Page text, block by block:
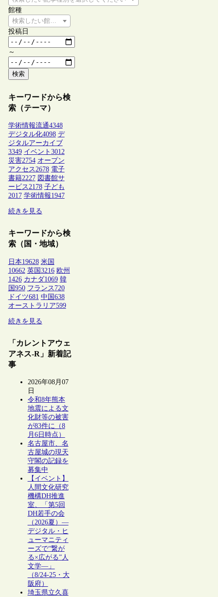
館種
検索したい館種を選択してください
投稿日
～
検索
キーワードから検
索（テーマ）
学術情報流通4348
デジタル化4098 デ
ジタルアーカイブ
3349 イベント 3012
災害2754 オープン
アクセス2678 電子
書籍2227 図書館サ
ービス2178 子ども
2017 学術情報1947
続きを見る
キーワードから検
索（国・地域）
日本19628 米国
10662 英国 3216 欧州
1426 カナダ1069 韓
国 950 フランス 720
ドイツ681 中国 638
オーストラリア599
続きを見る
「カレントアウェ
アネス-R」新着記
事
2026年08月07
日
令和8年熊本
地震による文
化財等の被害
が83件に（8
月6日時点）
名古屋市、名
古屋城の現天
守閣の記録を
募集中
【イベント】
人間文化研究
機構DH推進
室、「第5回
DH若手の会
（2026夏）―
デジタル・ヒ
ューマニティ
ーズで“繋が
る×広がる”人
文学―」
（8/24-25・大
阪府）
埼玉県立久喜